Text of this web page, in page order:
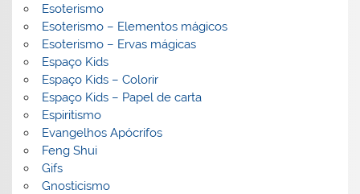
Esoterismo
Esoterismo – Elementos mágicos
Esoterismo – Ervas mágicas
Espaço Kids
Espaço Kids – Colorir
Espaço Kids – Papel de carta
Espiritismo
Evangelhos Apócrifos
Feng Shui
Gifs
Gnosticismo